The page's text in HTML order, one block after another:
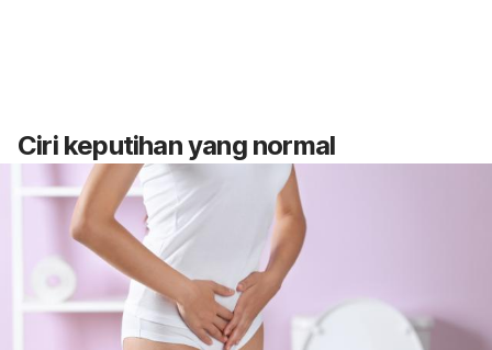
Ciri keputihan yang normal